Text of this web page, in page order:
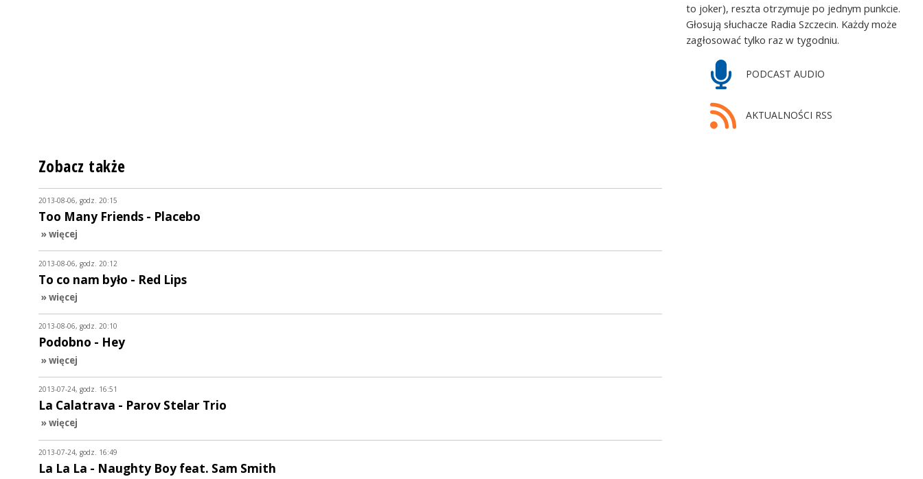
to joker), reszta otrzymuje po jednym punkcie.
Głosują słuchacze Radia Szczecin. Każdy może
zagłosować tylko raz w tygodniu.
PODCAST AUDIO
AKTUALNOŚCI RSS
Zobacz także
2013-08-06, godz. 20:15
Too Many Friends - Placebo
» więcej
2013-08-06, godz. 20:12
To co nam było - Red Lips
» więcej
2013-08-06, godz. 20:10
Podobno - Hey
» więcej
2013-07-24, godz. 16:51
La Calatrava - Parov Stelar Trio
» więcej
2013-07-24, godz. 16:49
La La La - Naughty Boy feat. Sam Smith